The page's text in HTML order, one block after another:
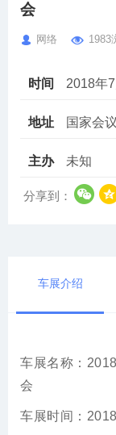
会
网络 1983
时间 2018年
地址 国家会
主办 未知
分享到：
车展介绍
车展名称：
会
车展时间：